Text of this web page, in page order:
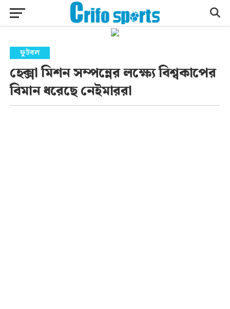
ফুটবল
হেক্সা মিশন সম্পন্নের লক্ষ্যে বিশ্বকাপের
বিমান ধরেছে নেইমাররা